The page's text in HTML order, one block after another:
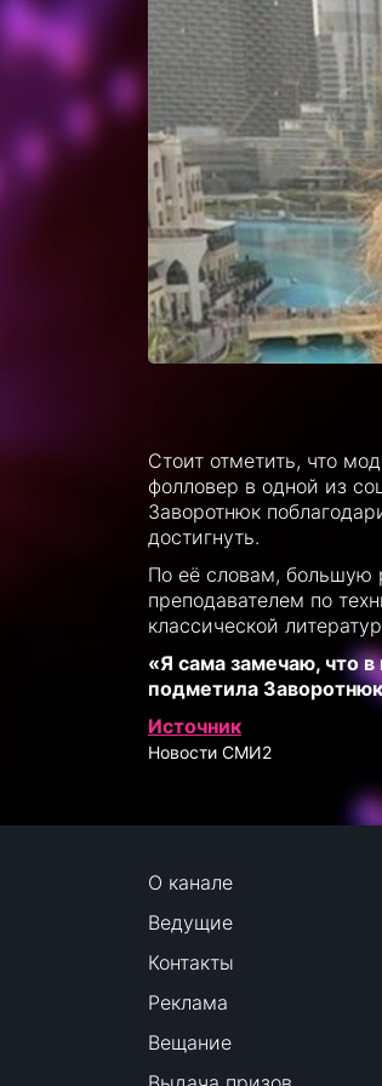
Стоит отметить, что
фолловер в одной из
Заворотнюк
достигнуть.
По её словам, большую
преподавателем по
классической
«Я сама замечаю, что
подметила
Источник
Новости СМИ2
О канале
Ведущие
Контакты
Реклама
Вещание